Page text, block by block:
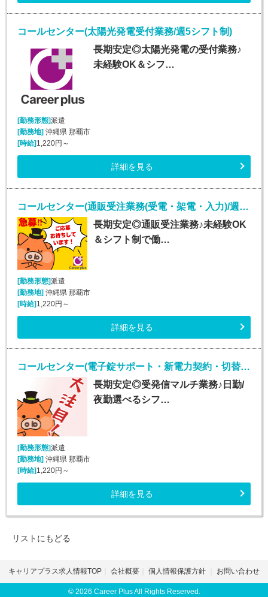
コールセンター(太陽光発電受付業務/週5シフト制)
長期安定◎太陽光発電の受付業務♪
未経験OK＆シフ…
[勤務形態]派遣
[勤務地]沖縄県 那覇市
[時給]1,220円～
詳細を見る
コールセンター(通販受注業務(受電・架電・入力)/週5シフト制)
長期安定◎通販受注業務♪未経験OK
＆シフト制で働…
[勤務形態]派遣
[勤務地]沖縄県 那覇市
[時給]1,220円～
詳細を見る
コールセンター(電子錠サポート・新電力契約・切替事務業務/週5シフト制)
長期安定◎受発信マルチ業務♪日勤/
夜勤選べるシフ…
[勤務形態]派遣
[勤務地]沖縄県 那覇市
[時給]1,220円～
詳細を見る
リストにもどる
キャリアプラス求人情報TOP 会社概要 個人情報保護方針 お問い合わせ
© 2026 Career Plus All Rights Reserved.